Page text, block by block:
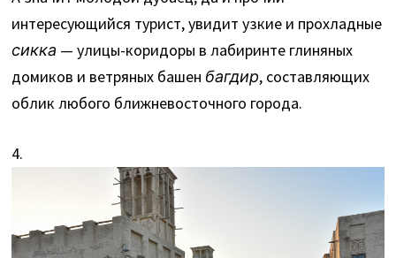
интересующийся турист, увидит узкие и прохладные
сикка — улицы-коридоры в лабиринте глиняных
домиков и ветряных башен багдир, составляющих
облик любого ближневосточного города.
4.